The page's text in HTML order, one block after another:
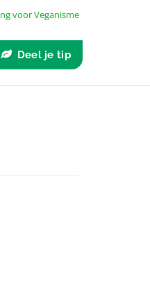
voor Veganisme
Deel je tip